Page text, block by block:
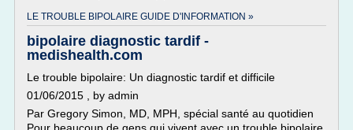
LE TROUBLE BIPOLAIRE GUIDE D'INFORMATION »
bipolaire diagnostic tardif -
medishealth.com
Le trouble bipolaire: Un diagnostic tardif et difficile
01/06/2015 , by admin
Par Gregory Simon, MD, MPH, spécial santé au quotidien